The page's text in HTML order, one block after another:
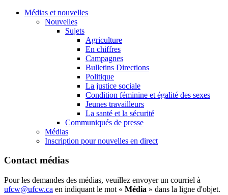
Médias et nouvelles
Nouvelles
Sujets
Agriculture
En chiffres
Campagnes
Bulletins Directions
Politique
La justice sociale
Condition féminine et égalité des sexes
Jeunes travailleurs
La santé et la sécurité
Communiqués de presse
Médias
Inscription pour nouvelles en direct
Contact médias
Pour les demandes des médias, veuillez envoyer un courriel à
ufcw@ufcw.ca en indiquant le mot « Média » dans la ligne d'objet.